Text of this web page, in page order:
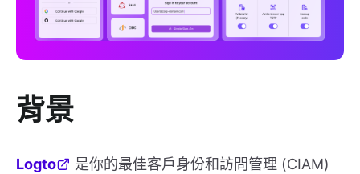
背景
Logto
是你的最佳客戶身份和訪問管理 (CIAM)